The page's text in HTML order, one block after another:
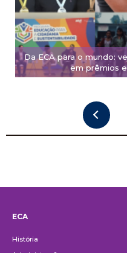
Da ECA para o mundo:
em prêmios
ECA
História